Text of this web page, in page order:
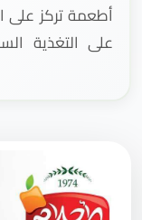
أطعمة تركز على
على التغذية